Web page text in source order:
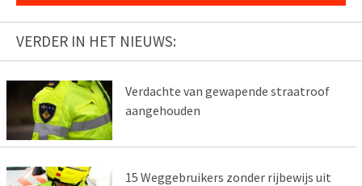
VERDER IN HET NIEUWS:
Verdachte van gewapende straatroof
aangehouden
15 Weggebruikers zonder rijbewijs uit